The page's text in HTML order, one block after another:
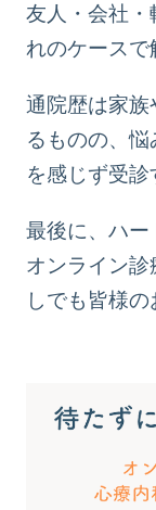
友人・会社
れのケースで
通院歴は家族
るものの、
を感じず受診
最後に、ハー
オンライン
しでも皆様の